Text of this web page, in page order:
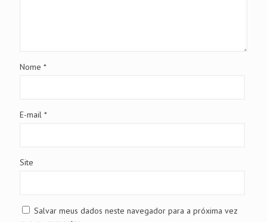
Nome *
E-mail *
Site
Salvar meus dados neste navegador para a próxima vez